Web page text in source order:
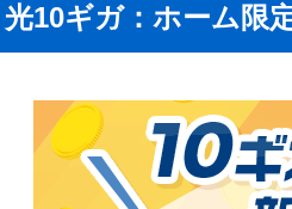
10ギガ：ホーム限